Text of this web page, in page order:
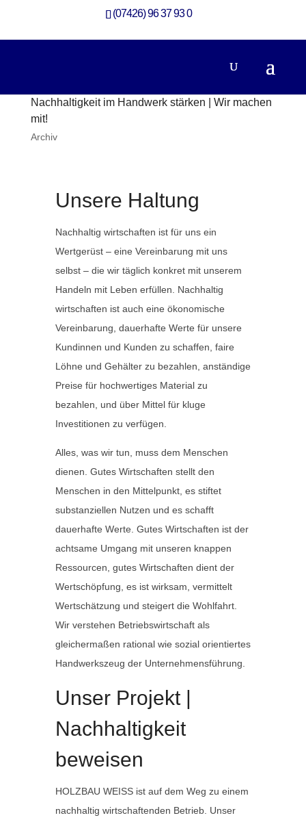
(07426) 96 37 93 0
Nachhaltigkeit im Handwerk stärken | Wir machen
mit!
Archiv
Unsere Haltung
Nachhaltig wirtschaften ist für uns ein
Wertgerüst – eine Vereinbarung mit uns
selbst – die wir täglich konkret mit unserem
Handeln mit Leben erfüllen. Nachhaltig
wirtschaften ist auch eine ökonomische
Vereinbarung, dauerhafte Werte für unsere
Kundinnen und Kunden zu schaffen, faire
Löhne und Gehälter zu bezahlen, anständige
Preise für hochwertiges Material zu
bezahlen, und über Mittel für kluge
Investitionen zu verfügen.
Alles, was wir tun, muss dem Menschen
dienen. Gutes Wirtschaften stellt den
Menschen in den Mittelpunkt, es stiftet
substanziellen Nutzen und es schafft
dauerhafte Werte. Gutes Wirtschaften ist der
achtsame Umgang mit unseren knappen
Ressourcen, gutes Wirtschaften dient der
Wertschöpfung, es ist wirksam, vermittelt
Wertschätzung und steigert die Wohlfahrt.
Wir verstehen Betriebswirtschaft als
gleichermaßen rational wie sozial orientiertes
Handwerkszeug der Unternehmensführung.
Unser Projekt |
Nachhaltigkeit
beweisen
HOLZBAU WEISS ist auf dem Weg zu einem
nachhaltig wirtschaftenden Betrieb. Unser